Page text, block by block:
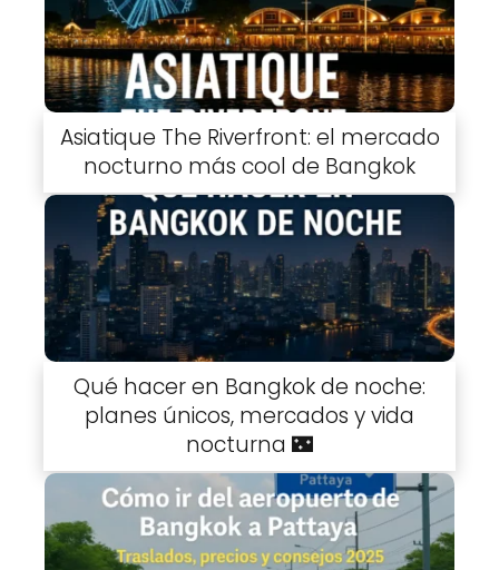
Asiatique The Riverfront: el mercado
nocturno más cool de Bangkok
Qué hacer en Bangkok de noche:
planes únicos, mercados y vida
nocturna 🌃